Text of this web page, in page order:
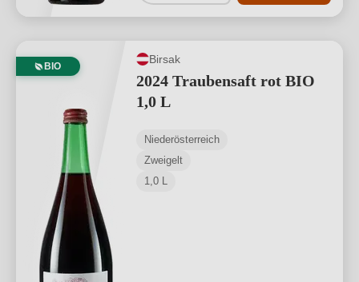
BIO
Birsak
2024 Traubensaft rot BIO
1,0 L
Niederösterreich
Zweigelt
1,0 L